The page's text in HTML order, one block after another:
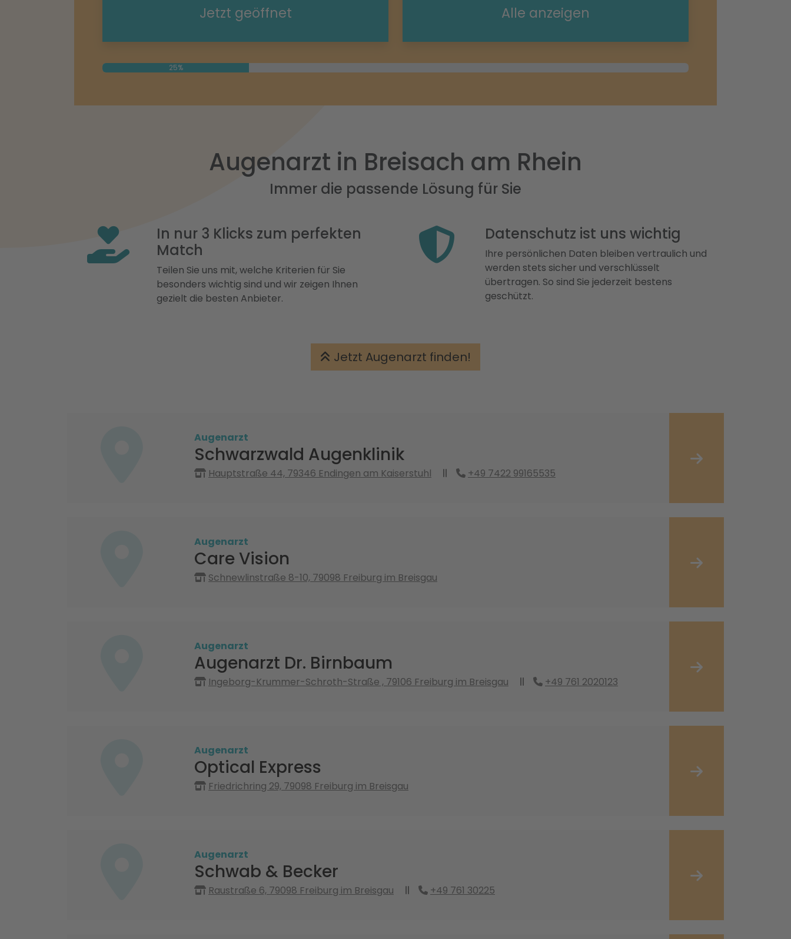
Jetzt geöffnet Alle anzeigen
25%
Augenarzt in Breisach am Rhein
Immer die passende Lösung für Sie
In nur 3 Klicks zum perfekten
Match
Teilen Sie uns mit, welche Kriterien für Sie
besonders wichtig sind und wir zeigen Ihnen
gezielt die besten Anbieter.
Datenschutz ist uns wichtig
Ihre persönlichen Daten bleiben vertraulich und
werden stets sicher und verschlüsselt
übertragen. So sind Sie jederzeit bestens
geschützt.
Jetzt Augenarzt finden!
Augenarzt
Schwarzwald Augenklinik
Hauptstraße 44, 79346 Endingen am Kaiserstuhl +49 7422 99165535
Augenarzt
Care Vision
Schnewlinstraße 8-10, 79098 Freiburg im Breisgau
Augenarzt
Augenarzt Dr. Birnbaum
Ingeborg-Krummer-Schroth-Straße , 79106 Freiburg im Breisgau +49 761 2020123
Augenarzt
Optical Express
Friedrichring 29, 79098 Freiburg im Breisgau
Augenarzt
Schwab & Becker
Raustraße 6, 79098 Freiburg im Breisgau +49 761 30225